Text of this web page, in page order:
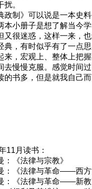
扰。
政制》可以说是一本史
本小册子是想了解当今
又很迷惑，这样一来，
典，有时似乎有了一点
来，宏观上、整体上把
去慢慢克服。感觉时间
的书多，但是就我自己
11月读书：
：《法律与宗教》
：《法律与革命——西方
：《法律与革命——新教